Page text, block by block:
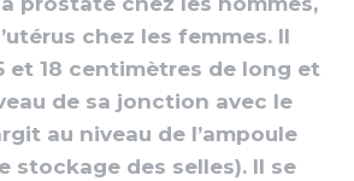
chez les femmes. Il
et 18 centimètres de long et
de sa jonction avec le
au niveau de l’ampoule
stockage des selles). Il se